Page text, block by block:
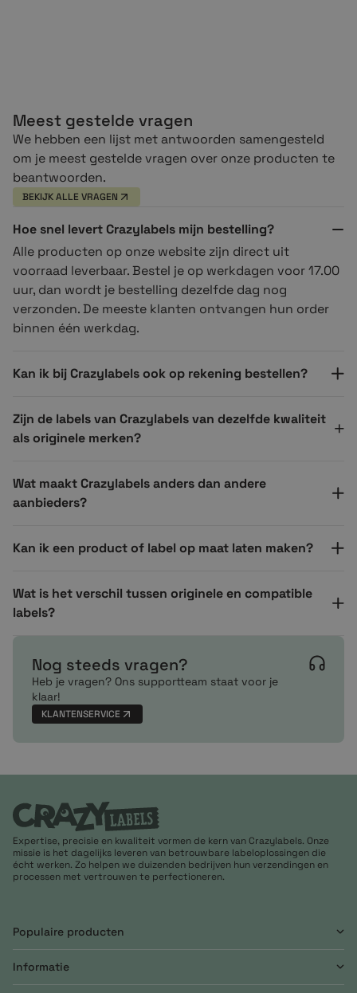
Meest gestelde vragen
We hebben een lijst met antwoorden samengesteld
om je meest gestelde vragen over onze producten te
beantwoorden.
BEKIJK ALLE VRAGEN
Hoe snel levert Crazylabels mijn bestelling?
Alle producten op onze website zijn direct uit
voorraad leverbaar. Bestel je op werkdagen voor 17.00
uur, dan wordt je bestelling dezelfde dag nog
verzonden. De meeste klanten ontvangen hun order
binnen één werkdag.
Kan ik bij Crazylabels ook op rekening bestellen?
Zijn de labels van Crazylabels van dezelfde kwaliteit
als originele merken?
Wat maakt Crazylabels anders dan andere
aanbieders?
Kan ik een product of label op maat laten maken?
Wat is het verschil tussen originele en compatible
labels?
Nog steeds vragen?
Heb je vragen? Ons supportteam staat voor je
klaar!
KLANTENSERVICE
Expertise, precisie en kwaliteit vormen de kern van Crazylabels. Onze
missie is het dagelijks leveren van betrouwbare labeloplossingen die
écht werken. Zo helpen we duizenden bedrijven hun verzendingen en
processen met vertrouwen te perfectioneren.
Populaire producten
Informatie